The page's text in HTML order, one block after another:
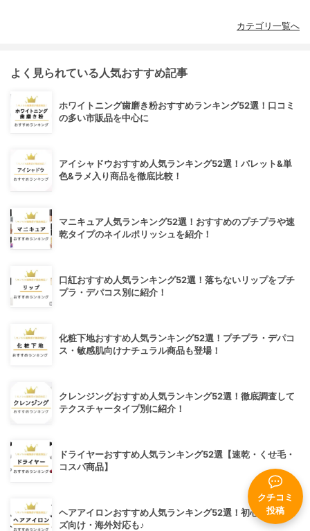
クチコミ
投稿
カテゴリ一覧へ
よく見られている人気おすすめ記事
ホワイトニング歯磨き粉おすすめランキング52選！口コミ
の多い市販品を中心に
アイシャドウおすすめ人気ランキング52選！パレット&単
色&ラメ入り商品を徹底比較！
マニキュア人気ランキング52選！おすすめのプチプラや速
乾タイプのネイルポリッシュを紹介！
口紅おすすめ人気ランキング52選！落ちないリップをプチ
プラ・デパコス別に紹介！
化粧下地おすすめ人気ランキング52選！プチプラ・デパコ
ス・敏感肌向けナチュラル商品も登場！
クレンジングおすすめ人気ランキング52選！徹底調査して
テクスチャータイプ別に紹介！
ドライヤーおすすめ人気ランキング52選【速乾・くせ毛・
コスパ商品】
ヘアアイロンおすすめ人気ランキング52選！初心者・メン
ズ向け・海外対応も♪